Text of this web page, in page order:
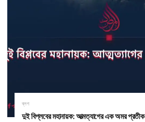
ব্লগ
দুই বিপ্লবের মহানায়ক: আত্মত্যাগের এক অমর প্রতীক